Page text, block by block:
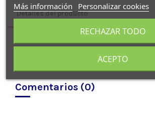
Detalles del producto
Comentarios (0)
Más información Personalizar cookies
RECHAZAR TODO
ACEPTO